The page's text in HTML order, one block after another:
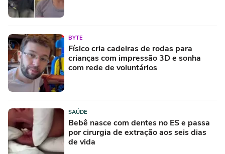
BYTE
Físico cria cadeiras de rodas para
crianças com impressão 3D e sonha
com rede de voluntários
SAÚDE
Bebê nasce com dentes no ES e passa
por cirurgia de extração aos seis dias
de vida